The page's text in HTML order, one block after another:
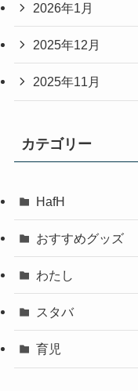
2026年1月
2025年12月
2025年11月
カテゴリー
HafH
おすすめグッズ
わたし
スタバ
育児